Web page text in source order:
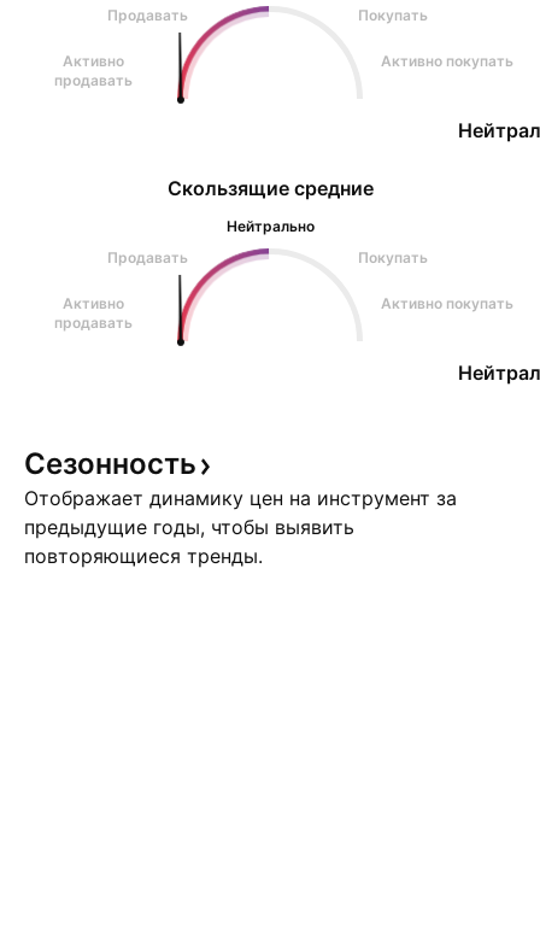
Продавать
Покупать
Активно
продавать
Активно покупать
Скользящие средние
Нейтрально
Продавать
Покупать
Активно
продавать
Активно покупать
Сезонность
Отображает динамику цен на инструмент за
предыдущие годы, чтобы выявить
повторяющиеся тренды.